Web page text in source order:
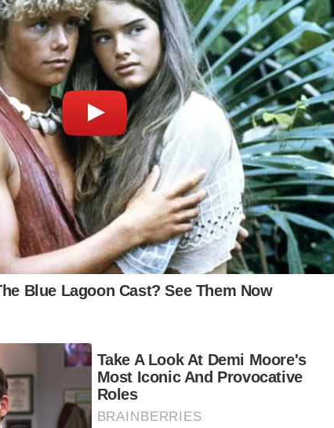
Blue Lagoon Cast? See Them Now
Take A Look At Demi Moore's
Most Iconic And Provocative
Roles
BRAINBERRIES